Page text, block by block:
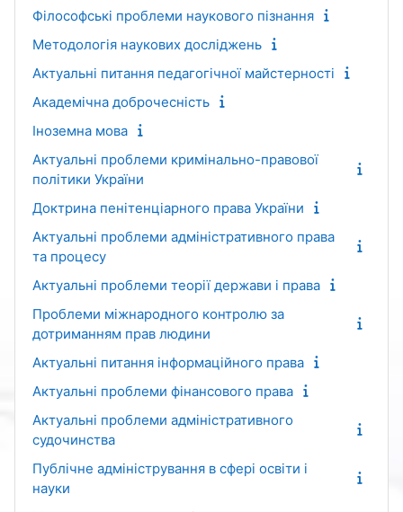
Філософські проблеми наукового пізнання
Методологія наукових досліджень
Актуальні питання педагогічної майстерності
Академічна доброчесність
Іноземна мова
Актуальні проблеми кримінально-правової
політики України
Доктрина пенітенціарного права України
Актуальні проблеми адміністративного права
та процесу
Актуальні проблеми теорії держави і права
Проблеми міжнародного контролю за
дотриманням прав людини
Актуальні питання інформаційного права
Актуальні проблеми фінансового права
Актуальні проблеми адміністративного
судочинства
Публічне адміністрування в сфері освіти і
науки